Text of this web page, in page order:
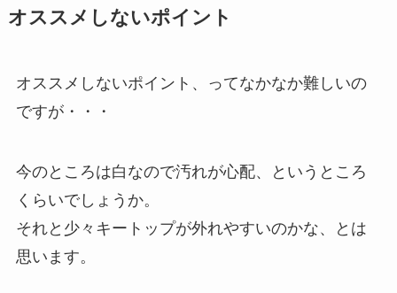
オススメしないポイント
オススメしないポイント、ってなかなか難しいの
ですが・・・
今のところは白なので汚れが心配、というところ
くらいでしょうか。
それと少々キートップが外れやすいのかな、とは
思います。